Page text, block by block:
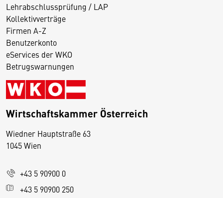
Lehrabschlussprüfung / LAP
Kollektivverträge
Firmen A-Z
Benutzerkonto
eServices der WKO
Betrugswarnungen
Wirtschaftskammer Österreich
Wiedner Hauptstraße 63
1045 Wien
+43 5 90900 0
+43 5 90900 250
D
s
e